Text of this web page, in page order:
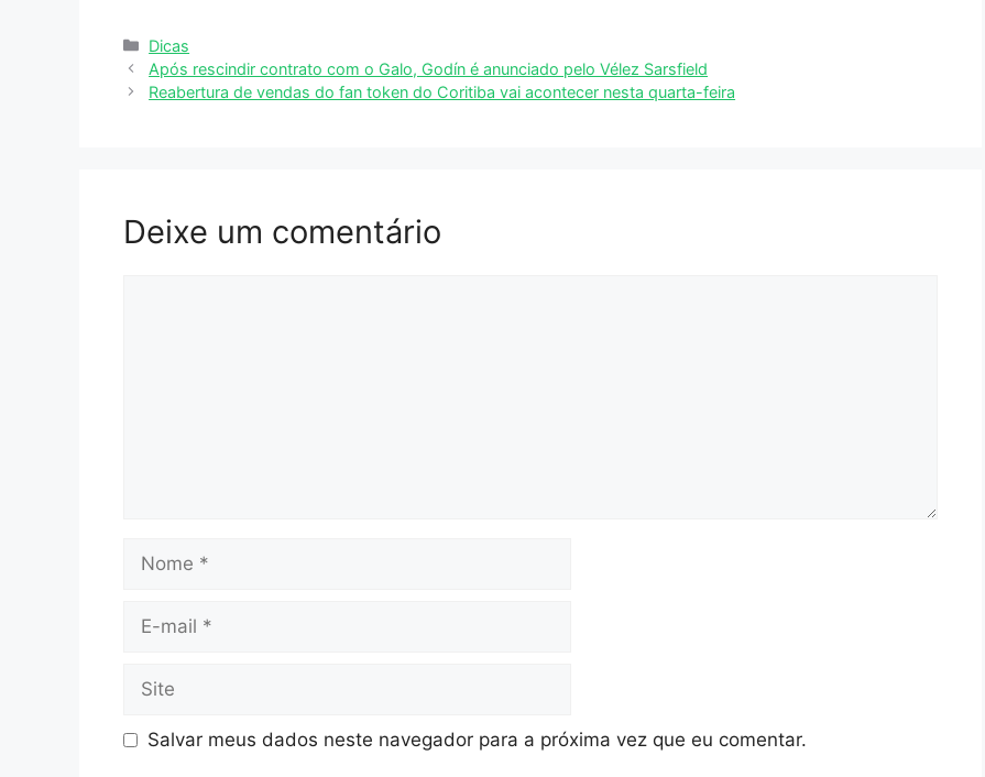
Categorias
Dicas
Após rescindir contrato com o Galo, Godín é anunciado pelo Vélez Sarsfield
Reabertura de vendas do fan token do Coritiba vai acontecer nesta quarta-feira
Deixe um comentário
mail
Salvar meus dados neste navegador para a próxima vez que eu comentar.